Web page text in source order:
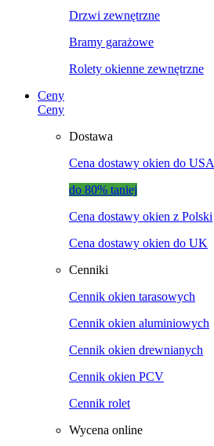
Drzwi zewnętrzne
Bramy garażowe
Rolety okienne zewnętrzne
Ceny
Ceny
Dostawa
Cena dostawy okien do USA
do 80% taniej
Cena dostawy okien z Polski
Cena dostawy okien do UK
Cenniki
Cennik okien tarasowych
Cennik okien aluminiowych
Cennik okien drewnianych
Cennik okien PCV
Cennik rolet
Wycena online